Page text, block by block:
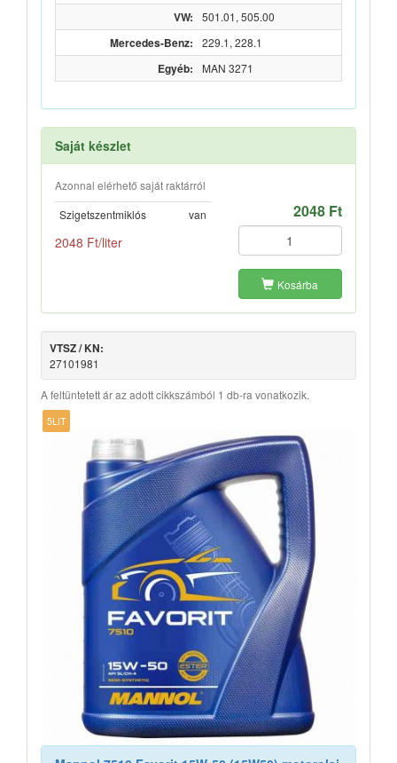
VW: 501.01, 505.00
Mercedes-Benz: 229.1, 228.1
Egyéb: MAN 3271
Saját készlet
Azonnal elérhető saját raktárról
Szigetszentmiklós
van
2048 Ft/liter
2048 Ft
Kosárba
VTSZ / KN:
27101981
A feltüntetett ár az adott cikkszámból 1 db-ra vonatkozik.
5LIT